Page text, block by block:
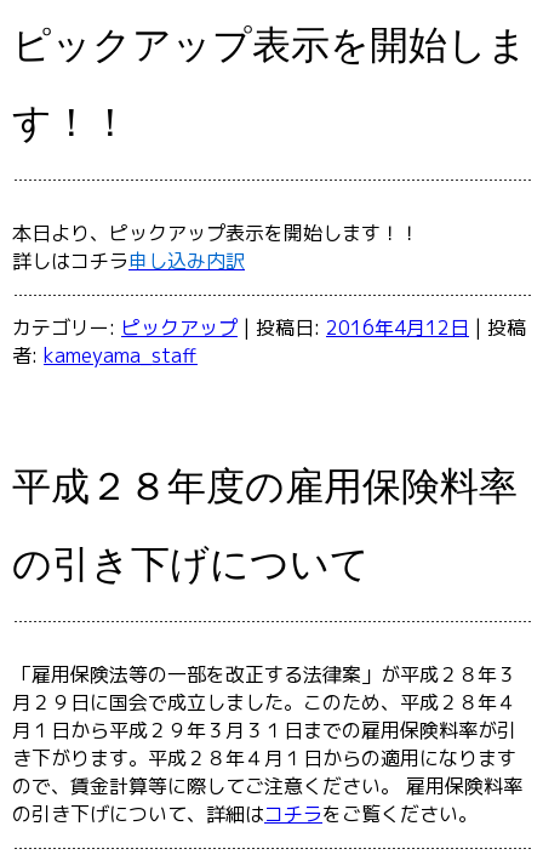
ピックアップ表示を開始しま
す！！
本日より、ピックアップ表示を開始します！！
詳しはコチラ申し込み内訳
カテゴリー: ピックアップ | 投稿日: 2016年4月12日 | 投稿
者: kameyama_staff
平成２８年度の雇用保険料率
の引き下げについて
「雇用保険法等の一部を改正する法律案」が平成２８年３
月２９日に国会で成立しました。このため、平成２８年４
月１日から平成２９年３月３１日までの雇用保険料率が引
き下がります。平成２８年４月１日からの適用になります
ので、賃金計算等に際してご注意ください。 雇用保険料率
の引き下げについて、詳細はコチラをご覧ください。